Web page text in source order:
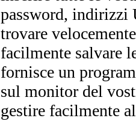
password, indirizzi
trovare
facilmente salvare
fornisce un
sul monitor del
gestire facilmente